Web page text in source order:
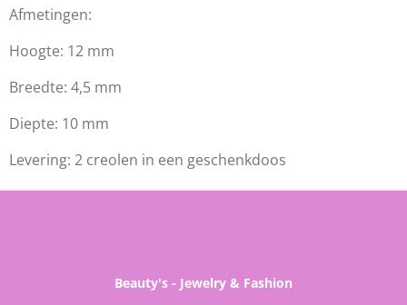
Afmetingen:
Hoogte: 12 mm
Breedte: 4,5 mm
Diepte: 10 mm
Levering: 2 creolen in een geschenkdoos
Beauty's - Jewelry & Fashion